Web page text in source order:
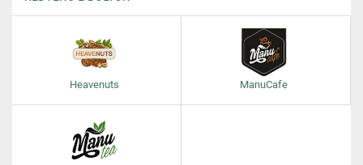
Heavenuts ManuCafe